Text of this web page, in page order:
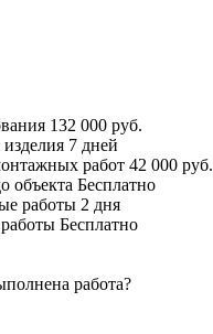
132 000 руб.
7 дней
работ 42 000 руб.
объекта Бесплатно
работы 2 дня
Бесплатно
работа?